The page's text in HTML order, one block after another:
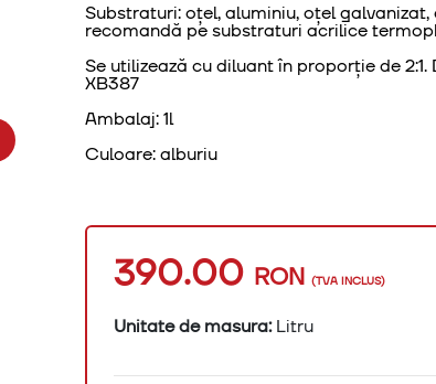
Substraturi: oțel, aluminiu, oțel
recomandă pe substraturi acrilice
Se utilizează cu diluant în proporție de
XB387
Ambalaj:1l
Culoare: alburiu
390.00 RON (TVA INCLUS)
Unitate de masura:Litru